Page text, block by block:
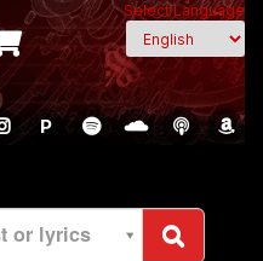
Select Language
P
or lyrics